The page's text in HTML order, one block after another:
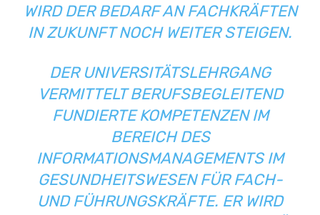
WIRD DER BEDARF AN FACHKRÄFTEN
IN ZUKUNFT NOCH WEITER STEIGEN.
DER UNIVERSITÄTSLEHRGANG
VERMITTELT BERUFSBEGLEITEND
FUNDIERTE KOMPETENZEN IM
BEREICH DES
INFORMATIONSMANAGEMENTS IM
GESUNDHEITSWESEN FÜR FACH-
UND FÜHRUNGSKRÄFTE. ER WIRD